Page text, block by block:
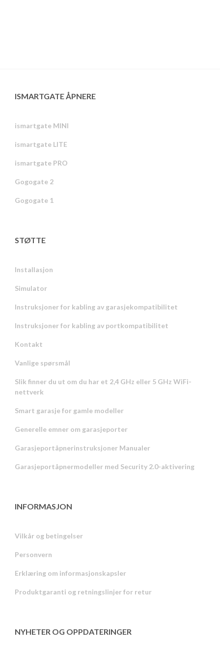
ISMARTGATE ÅPNERE
ismartgate MINI
ismartgate LITE
ismartgate PRO
Gogogate 2
Gogogate 1
STØTTE
Installasjon
Simulator
Instruksjoner for kabling av garasjekompatibilitet
Instruksjoner for kabling av portkompatibilitet
Kontakt
Vanlige spørsmål
Slik finner du ut om du har et 2,4 GHz eller 5 GHz WiFi-
nettverk
Smart garasje for gamle modeller
Generelle emner om garasjeporter
Garasjeportåpnerinstruksjoner Manualer
Garasjeportåpnermodeller med Security 2.0-aktivering
INFORMASJON
Vilkår og betingelser
Personvern
Erklæring om informasjonskapsler
Produktgaranti og retningslinjer for retur
NYHETER OG OPPDATERINGER